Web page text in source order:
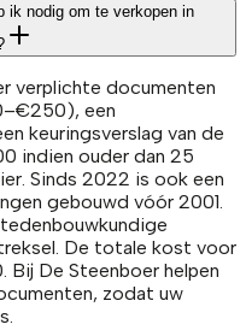
ik nodig om te verkopen in
verplichte documenten
een
keuringsverslag van de
indien ouder dan 25
Sinds 2022 is ook een
gebouwd vóór 2001.
De totale kost voor
De Steenboer helpen
zodat uw